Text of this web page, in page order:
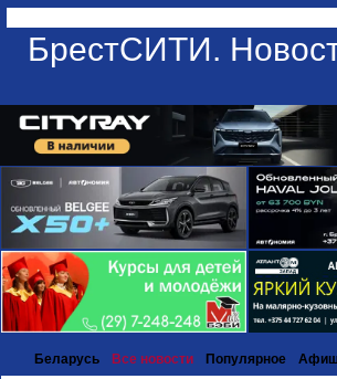
БрестСИТИ.
Беларусь Все новости Популярное